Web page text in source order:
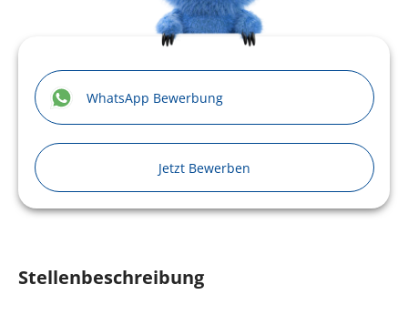
WhatsApp Bewerbung
Jetzt Bewerben
Stellenbeschreibung